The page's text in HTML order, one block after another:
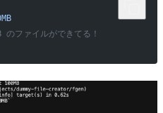
ファイルができてる！